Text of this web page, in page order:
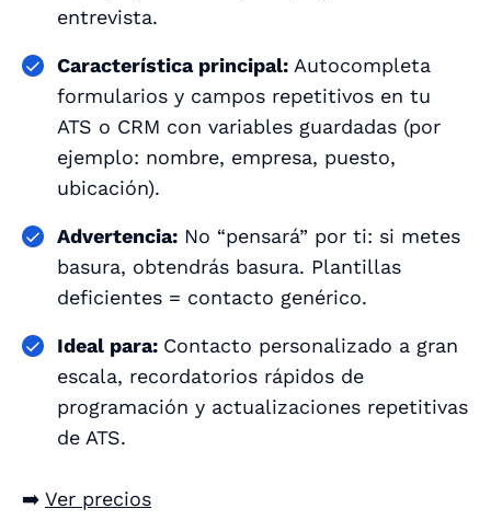
entrevista.
Característica principal: Autocompleta
formularios y campos repetitivos en tu
ATS o CRM con variables guardadas (por
ejemplo: nombre, empresa, puesto,
ubicación).
Advertencia: No “pensará” por ti: si metes
basura, obtendrás basura. Plantillas
deficientes = contacto genérico.
Ideal para: Contacto personalizado a gran
escala, recordatorios rápidos de
programación y actualizaciones repetitivas
de ATS.
➡️ Ver precios